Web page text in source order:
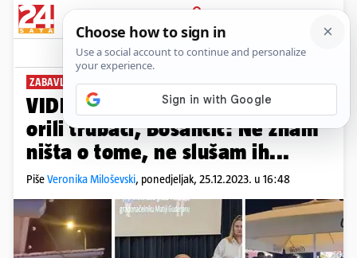
PRIJAVA
News Komentari
ZABAVLJALI GRAĐANE
VIDEO U Vinkovcima na Adventu
orili trubači, Bosančić: Ne znam
ništa o tome, ne slušam ih...
PišeVeronika Miloševski, ponedjeljak, 25.12.2023. u 16:48